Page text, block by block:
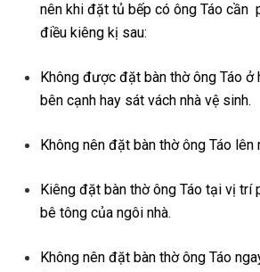
nên khi đặt tủ bếp có ông Táo cần
điều kiêng kị sau:
Không được đặt bàn thờ ông Táo ở
bên cạnh hay sát vách nhà vệ sinh.
Không nên đặt bàn thờ ông Táo lên
Kiêng đặt bàn thờ ông Táo tại vị trí
bê tông của ngôi nhà.
Không nên đặt bàn thờ ông Táo